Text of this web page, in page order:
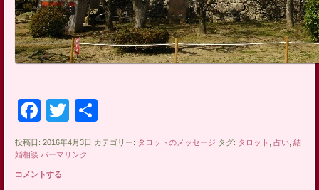
Facebook
Twitter
有
投稿日: 2016年4月3日 カテゴリー: タロットのメッセージ タグ: タロット ,占い ,結
婚相談 パーマリンク
コメントする